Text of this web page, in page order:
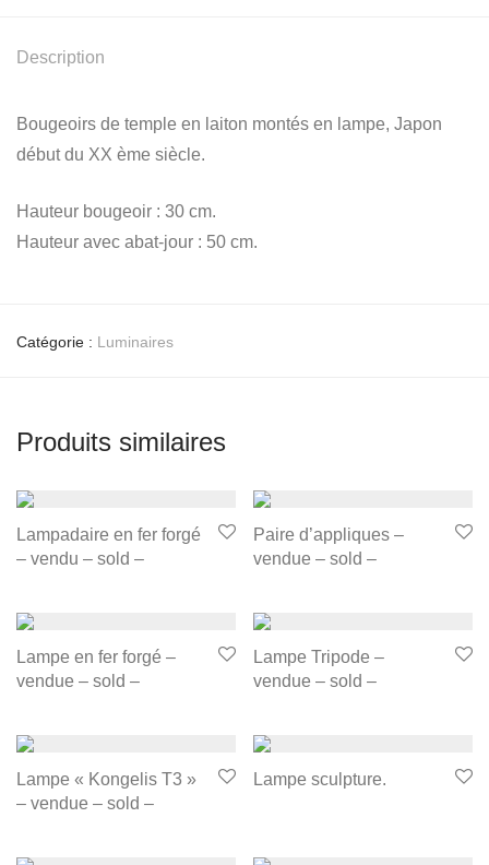
Description
Bougeoirs de temple en laiton montés en lampe, Japon
début du XX ème siècle.
Hauteur bougeoir : 30 cm.
Hauteur avec abat-jour : 50 cm.
Catégorie : Luminaires
Produits similaires
Lampadaire en fer forgé
– vendu – sold –
Paire d’appliques –
vendue – sold –
Lampe en fer forgé –
vendue – sold –
Lampe Tripode –
vendue – sold –
Lampe « Kongelis T3 »
– vendue – sold –
Lampe sculpture.